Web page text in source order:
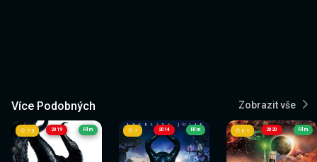
Více Podobných Zobrazit vše
2019
7.3 Film 2014
7 Film 2020
6.1 Film